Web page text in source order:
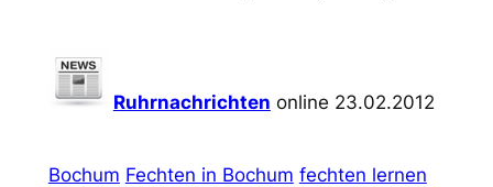
Ruhrnachrichten online 23.02.2012
Bochum Fechten in Bochum fechten lernen